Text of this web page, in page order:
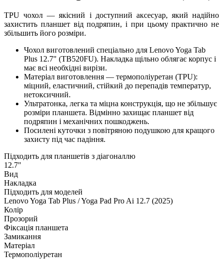
TPU чохол — якісний і доступний аксесуар, який надійно
захистить планшет від подряпин, і при цьому практично не
збільшить його розміри.
Чохол виготовлений спеціально для Lenovo Yoga Tab
Plus 12.7" (TB520FU). Накладка щільно облягає корпус і
має всі необхідні вирізи.
Матеріал виготовлення — термополіуретан (TPU):
міцний, еластичний, стійкий до перепадів температур,
нетоксичний.
Ультратонка, легка та міцна конструкція, що не збільшує
розміри планшета. Відмінно захищає планшет від
подряпин і механічних пошкоджень.
Посилені куточки з повітряною подушкою для кращого
захисту під час падіння.
Підходить для планшетів з діагоналлю
12.7"
Вид
Накладка
Підходить для моделей
Lenovo Yoga Tab Plus / Yoga Pad Pro Ai 12.7 (2025)
Колір
Прозорий
Фіксація планшета
Замикання
Матеріал
Термополіуретан